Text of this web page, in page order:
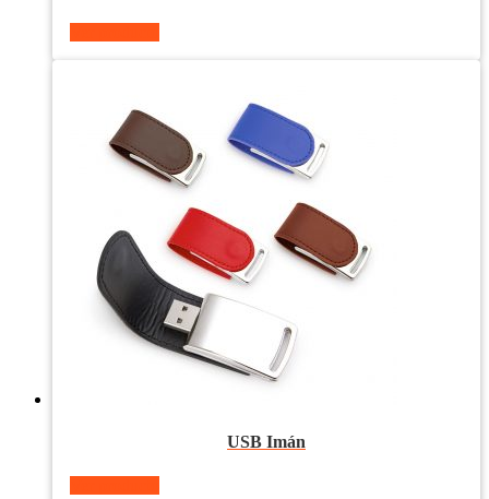
USB Imán